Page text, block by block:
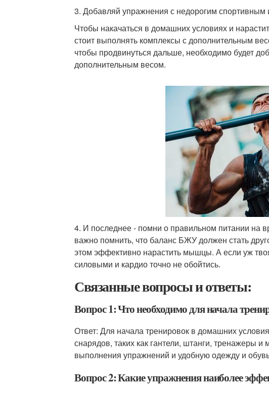
3. Добавляй упражнения с недорогим спортивным
Чтобы накачаться в домашних условиях и
стоит выполнять комплексы с дополнительным
чтобы продвинуться дальше, необходимо будет
дополнительным весом.
4. И последнее - помни о правильном питании на
важно помнить, что баланс БЖУ должен стать
этом эффективно нарастить мышцы. А если уж
силовыми и кардио точно не обойтись.
Связанные вопросы и ответы:
Вопрос 1: Что необходимо для начала
Ответ: Для начала тренировок в домашних
снарядов, таких как гантели, штанги, тренажеры
выполнения упражнений и удобную одежду и
Вопрос 2: Какие упражнения наиболее